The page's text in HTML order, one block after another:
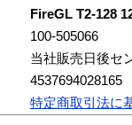
FireGL T2-128
100-505066
当社販売日後セ
4537694028165
特定商取引法に